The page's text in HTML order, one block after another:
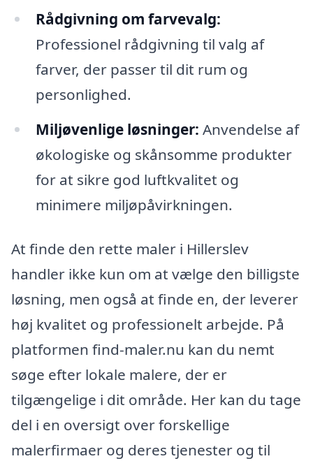
Rådgivning om farvevalg:
Professionel rådgivning til valg af
farver, der passer til dit rum og
personlighed.
Miljøvenlige løsninger: Anvendelse af
økologiske og skånsomme produkter
for at sikre god luftkvalitet og
minimere miljøpåvirkningen.
At finde den rette maler i Hillerslev
handler ikke kun om at vælge den billigste
løsning, men også at finde en, der leverer
høj kvalitet og professionelt arbejde. På
platformen find-maler.nu kan du nemt
søge efter lokale malere, der er
tilgængelige i dit område. Her kan du tage
del i en oversigt over forskellige
malerfirmaer og deres tjenester og til